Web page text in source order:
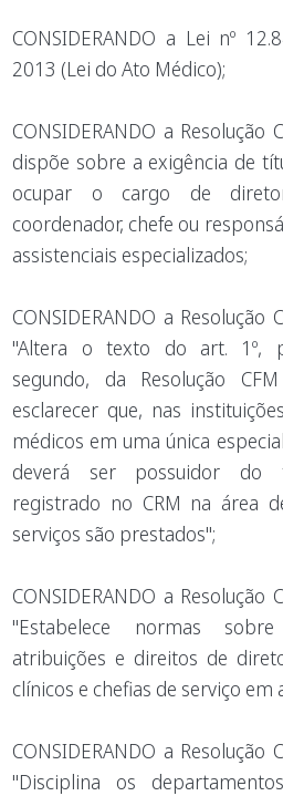
CONSIDERANDO a Lei nº
2013 (Lei do Ato Médico);
CONSIDERANDO a Resolução
dispõe sobre a exigência de
ocupar o cargo de
coordenador, chefe ou
assistenciais especializados;
CONSIDERANDO a Resolução
"Altera o texto do art. 1º,
segundo, da Resolução
esclarecer que, nas
médicos em uma única
deverá ser possuidor do
registrado no CRM na área
serviços são prestados";
CONSIDERANDO a Resolução
"Estabelece normas
atribuições e direitos de
clínicos e chefias de serviço
CONSIDERANDO a Resolução
"Disciplina os